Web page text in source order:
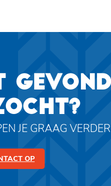
JE GRAAG VERDER
OP